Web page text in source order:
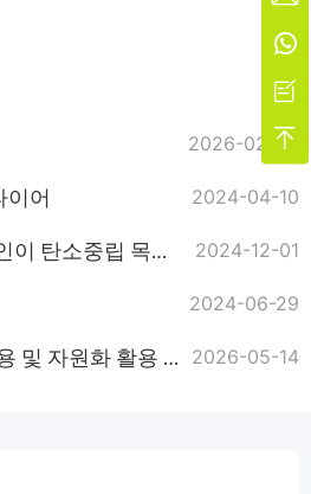
2026-02-02
이어 2024-04-10
연간 10만 톤 생산! 양쯔강 델타 폐섬유 RDF 생산라인이 탄소중립 목표를 지원합니다 2024-12-01
2024-06-29
GEP ECOTECH 통합 슬라이싱 절단기: 폐타이어 재활용 및 자원화 활용 지원 2026-05-14


